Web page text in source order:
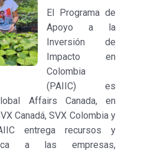
El Programa de
Apoyo a la
Inversión de
Impacto en
Colombia
(PAIIC) es
Affairs Canada, en
Canadá, SVX Colombia y
entrega recursos y
a las empresas,